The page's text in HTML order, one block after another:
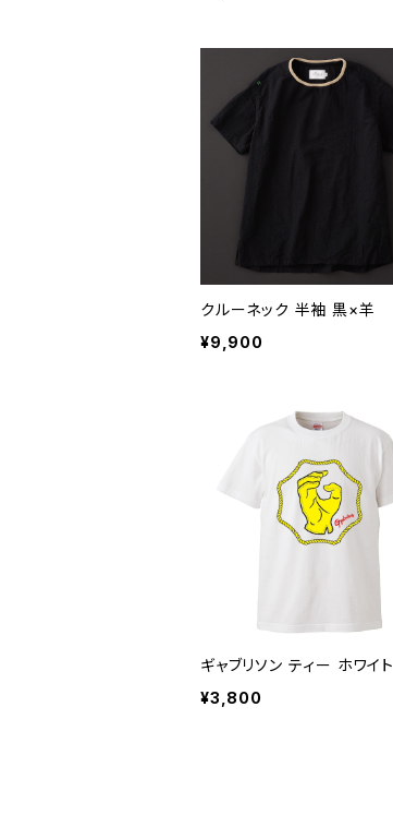
クルーネック 半袖 黒×羊
¥9,900
ギャブリソン ティー ホワイト
¥3,800